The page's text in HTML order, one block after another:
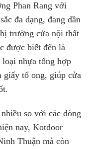
Phan Rang với
đa dạng, đang dần
trường cửa nội thất
được biết đến là
nhựa tổng hợp
giấy tổ ong, giúp cửa
so với các dòng
nay, Kotdoor
Thuận mà còn